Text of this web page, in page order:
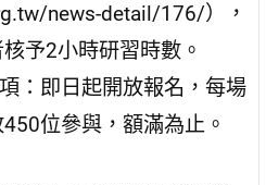
news-detail/176/），
予2小時研習時數。
：即日起開放報名，每場
位參與，額滿為止。